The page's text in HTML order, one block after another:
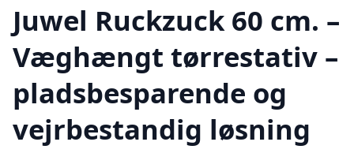
Juwel Ruckzuck 60 cm. –
Væghængt tørrestativ –
pladsbesparende og
vejrbestandig løsning